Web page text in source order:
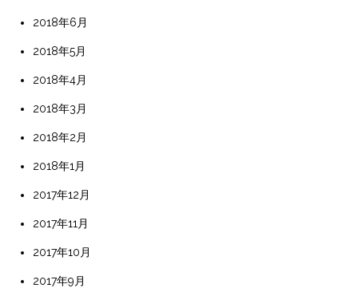
2018年6月
2018年5月
2018年4月
2018年3月
2018年2月
2018年1月
2017年12月
2017年11月
2017年10月
2017年9月